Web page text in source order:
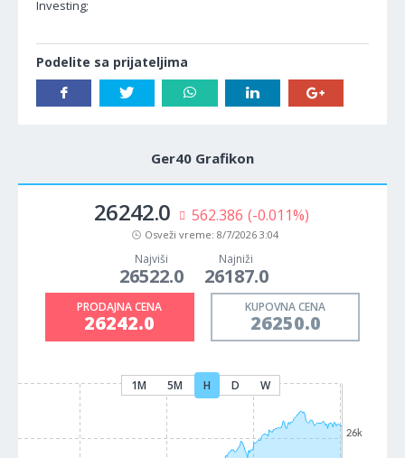
Investing;
Podelite sa prijateljima
Ger40 Grafikon
26242.0 562.386 (-0.011%)
Osveži vreme: 8/7/2026 3:04
Najviši
26522.0
Najniži
26187.0
PRODAJNA CENA
26242.0
KUPOVNA CENA
26250.0
1M 5M H D W
26k